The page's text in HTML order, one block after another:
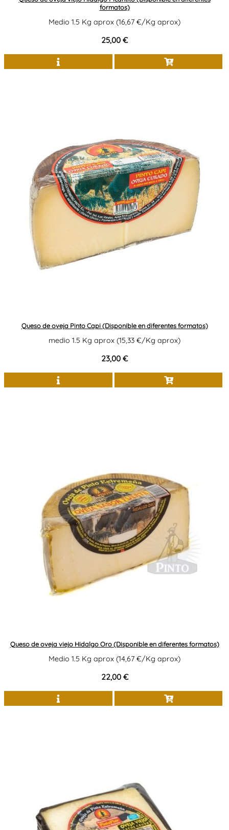
formatos)
Medio 1.5 Kg aprox (16,67 €/Kg aprox)
25,00 €
Queso de oveja Pinto Capi (Disponible en diferentes formatos)
medio 1.5 Kg aprox (15,33 €/Kg aprox)
23,00 €
Queso de oveja viejo Hidalgo Oro (Disponible en diferentes formatos)
Medio 1.5 Kg aprox (14,67 €/Kg aprox)
22,00 €